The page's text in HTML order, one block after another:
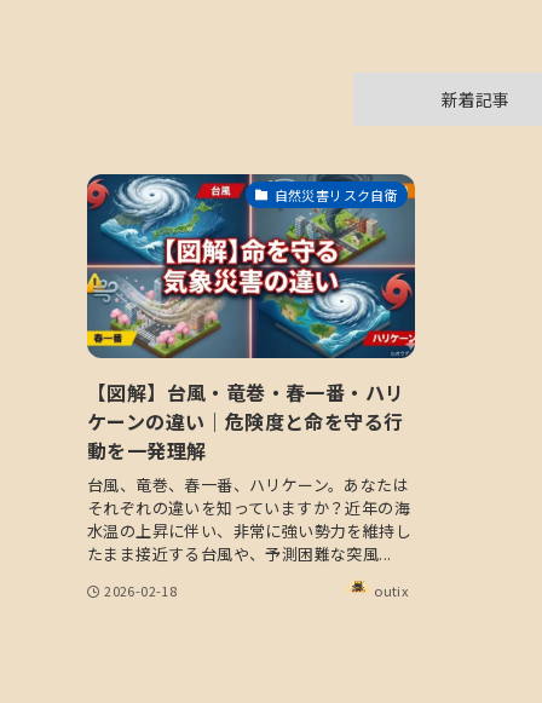
新着記事
自然災害リスク自衛
【図解】台風・竜巻・春一番・ハリ
ケーンの違い｜危険度と命を守る行
動を一発理解
台風、竜巻、春一番、ハリケーン。あなたは
それぞれの違いを知っていますか？近年の海
水温の上昇に伴い、非常に強い勢力を維持し
たまま接近する台風や、予測困難な突風...
2026-02-18 outix